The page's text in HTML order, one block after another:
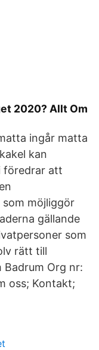
2020? Allt Om
ingår matta
kan
föredrar att
möjliggör
gällande
som
rätt till
Org nr:
oss; Kontakt;